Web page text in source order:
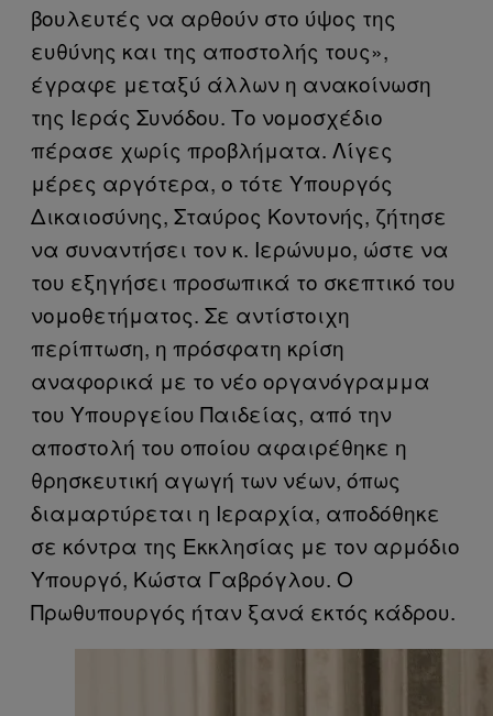
βουλευτές να αρθούν στο ύψος της
ευθύνης και της αποστολής τους»,
έγραφε μεταξύ άλλων η ανακοίνωση
της Ιεράς Συνόδου. Το νομοσχέδιο
πέρασε χωρίς προβλήματα. Λίγες
μέρες αργότερα, ο τότε Υπουργός
Δικαιοσύνης, Σταύρος Κοντονής, ζήτησε
να συναντήσει τον κ. Ιερώνυμο, ώστε να
του εξηγήσει προσωπικά το σκεπτικό του
νομοθετήματος. Σε αντίστοιχη
περίπτωση, η πρόσφατη κρίση
αναφορικά με το νέο οργανόγραμμα
του Υπουργείου Παιδείας, από την
αποστολή του οποίου αφαιρέθηκε η
θρησκευτική αγωγή των νέων, όπως
διαμαρτύρεται η Ιεραρχία, αποδόθηκε
σε κόντρα της Εκκλησίας με τον αρμόδιο
Υπουργό, Κώστα Γαβρόγλου. Ο
Πρωθυπουργός ήταν ξανά εκτός κάδρου.